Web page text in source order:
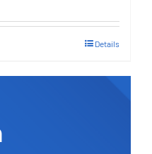
Details